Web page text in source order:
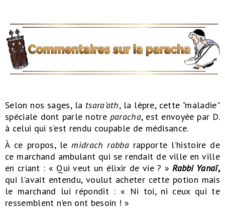
Selon nos sages, la tsara’ath, la lèpre, cette "maladie"
spéciale dont parle notre paracha, est envoyée par D.
à celui qui s'est rendu coupable de médisance.
À ce propos, le midrach rabbarapporte l’histoire de
ce marchand ambulant qui se rendait de ville en ville
en criant : « Qui veut un élixir de vie ? »Rabbi Yanaï,
qui l'avait entendu, voulut acheter cette potion mais
le marchand lui répondit : « Ni toi, ni ceux qui te
ressemblent n'en ont besoin ! »